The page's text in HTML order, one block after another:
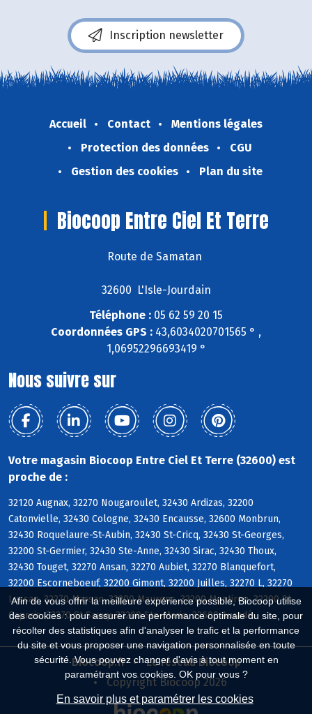
Afin de vous offrir la meilleure expérience possible, Biocoop utilise
des cookies : pour assurer une performance optimale du site, pour
récolter des statistiques afin d'analyser le trafic et la performance
du site et vous proposer une navigation personnalisée en toute
sécurité. Vous pouvez changer d'avis à tout moment en
paramétrant vos cookies. OK pour vous ?
En savoir plus et paramétrer les cookies
Inscription newsletter
Accueil Contact
Mentions légales
Protection des données
CGU
Gestion des cookies
Plan du site
Biocoop Entre Ciel Et Terre
Route de Samatan
32600 L'Isle-Jourdain
Téléphone : 05 62 59 20 15
Coordonnées GPS : 43,6034020701565 ° ,
1,06952296693419 °
Nous suivre sur
Votre magasin Biocoop Entre Ciel Et Terre (32600) est
proche de :
32120 Augnax, 32270 Nougaroulet, 32430 Ardizas, 32200
Catonvielle, 32430 Cologne, 32430 Encausse, 32600 Monbrun,
32430 Roquelaure-St-Aubin, 32430 St-Cricq, 32430 St-Georges,
32200 St-Germier, 32430 Ste-Anne, 32430 Sirac, 32430 Thoux,
32430 Touget, 32270 Ansan, 32270 Aubiet, 32270 Blanquefort,
32200 Escorneboeuf, 32200 Gimont, 32200 Juilles, 32270 L, 32270
Lussan, 32270 Marsan, 32200 Maurens, 32200 Montiron, 32200 St-
Caprais, 32270 St-Sauvy, 32200 Ste-Marie, 32600 Auradé
Biocoop.fr
Le réseau Biocoop
Copyright Biocoop 2026